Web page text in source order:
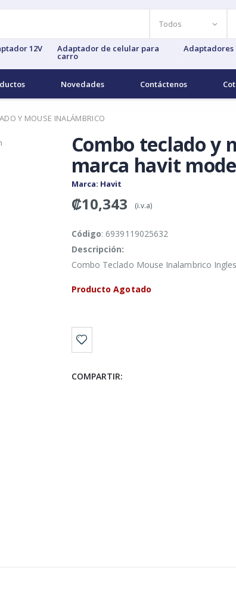
12V Adaptador de celular para
carro
Adaptadores
Novedades Contáctenos
Y MOUSE INALÁMBRICO
Combo teclado y
marca havit
Marca: Havit
₡10,343 (i.v.a)
Código: 6939119025632
Descripción:
Combo Teclado Mouse Inalambrico
Producto Agotado
COMPARTIR: